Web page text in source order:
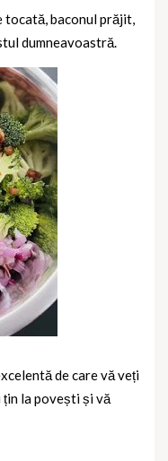
tocată, baconul prăjit,
dumneavoastră.
de care vă veți
țin la povești și vă